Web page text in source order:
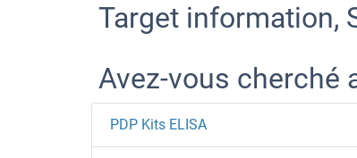
Target information,
Avez-vous cherché
PDP Kits ELISA